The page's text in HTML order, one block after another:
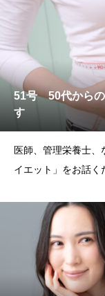
51号 50代からの
す
医師、管理栄養士
イエット」をお話く